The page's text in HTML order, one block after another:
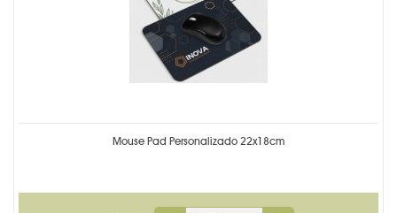
Mouse Pad Personalizado 22x18cm